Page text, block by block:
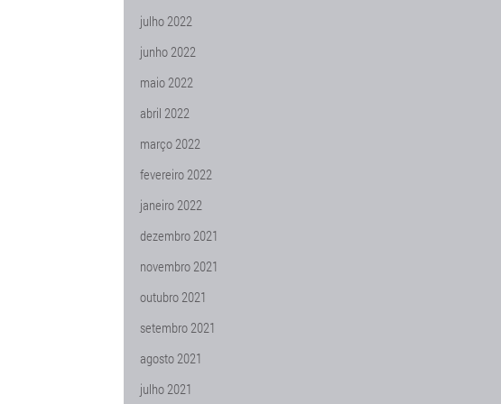
julho 2022
junho 2022
maio 2022
abril 2022
março 2022
fevereiro 2022
janeiro 2022
dezembro 2021
novembro 2021
outubro 2021
setembro 2021
agosto 2021
julho 2021